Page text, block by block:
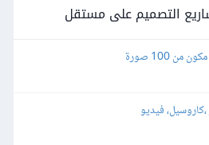
التصميم على مستقل
100 صورة
فيديو